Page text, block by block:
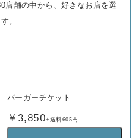
店舗の中から、好きなお店を選
。
バーガーチケット
￥3,850+送料605円